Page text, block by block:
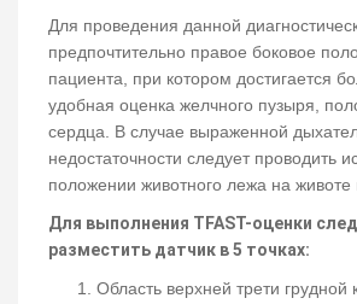
Для проведения данной
предпочтительно правое боковое
пациента, при котором достигается
удобная оценка желчного пузыря,
сердца. В случае выраженной
недостаточности следует проводить
положении животного лежа на животе
Для выполнения ТFAST-оценки
разместить датчик в 5 точках:
Область верхней трети грудной